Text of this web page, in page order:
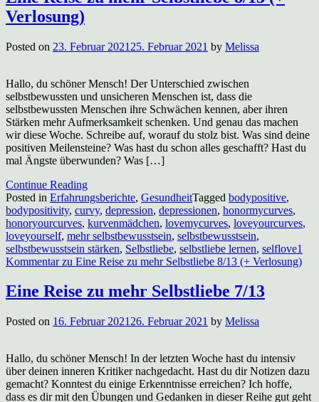
Verlosung)
Posted on 23. Februar 2021 25. Februar 2021 by Melissa
Hallo, du schöner Mensch! Der Unterschied zwischen
selbstbewussten und unsicheren Menschen ist, dass die
selbstbewussten Menschen ihre Schwächen kennen, aber ihren
Stärken mehr Aufmerksamkeit schenken. Und genau das machen
wir diese Woche. Schreibe auf, worauf du stolz bist. Was sind deine
positiven Meilensteine? Was hast du schon alles geschafft? Hast du
mal Ängste überwunden? Was […]
Continue Reading
Posted in Erfahrungsberichte, GesundheitTagged bodypositive,
bodypositivity, curvy, depression, depressionen, honormycurves,
honoryourcurves, kurvenmädchen, lovemycurves, loveyourcurves,
loveyourself, mehr selbstbewusstsein, selbstbewusstsein,
selbstbewusstsein stärken, Selbstliebe, selbstliebe lernen, selflove1
Kommentarzu Eine Reise zu mehr Selbstliebe 8/13 (+ Verlosung)
Eine Reise zu mehr Selbstliebe 7/13
Posted on 16. Februar 2021 26. Februar 2021 by Melissa
Hallo, du schöner Mensch! In der letzten Woche hast du intensiv
über deinen inneren Kritiker nachgedacht. Hast du dir Notizen dazu
gemacht? Konntest du einige Erkenntnisse erreichen? Ich hoffe,
dass es dir mit den Übungen und Gedanken in dieser Reihe gut geht